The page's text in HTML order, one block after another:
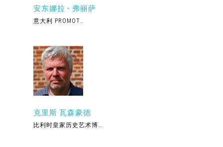
安东娜拉 • 弗丽萨
意大利 PROMOT…
克里斯·瓦森豪德
比利时皇家历史艺术博…